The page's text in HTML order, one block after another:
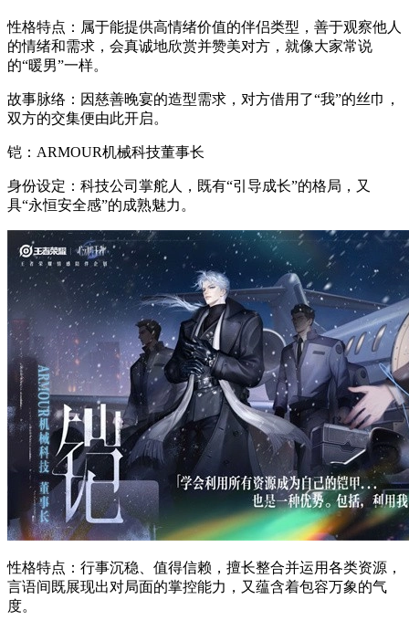
性格特点：属于能提供高情绪价值的伴侣类型，善于观察他人
的情绪和需求，会真诚地欣赏并赞美对方，就像大家常说
的“暖男”一样。
故事脉络：因慈善晚宴的造型需求，对方借用了“我”的丝巾，
双方的交集便由此开启。
铠：ARMOUR机械科技董事长
身份设定：科技公司掌舵人，既有“引导成长”的格局，又
具“永恒安全感”的成熟魅力。
性格特点：行事沉稳、值得信赖，擅长整合并运用各类资源，
言语间既展现出对局面的掌控能力，又蕴含着包容万象的气
度。